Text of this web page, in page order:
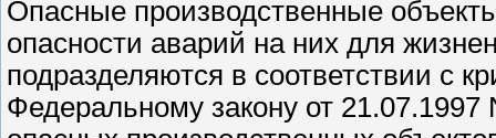
Опасные производственные
опасности аварий на них для
подразделяются в соответствии с
Федеральному закону от